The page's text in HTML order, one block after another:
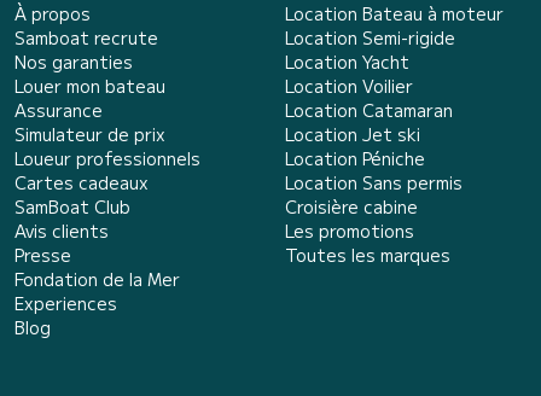
À propos
Samboat recrute
Nos garanties
Louer mon bateau
Assurance
Simulateur de prix
Loueur professionnels
Cartes cadeaux
SamBoat Club
Avis clients
Presse
Fondation de la Mer
Experiences
Blog
Location Bateau à moteur
Location Semi-rigide
Location Yacht
Location Voilier
Location Catamaran
Location Jet ski
Location Péniche
Location Sans permis
Croisière cabine
Les promotions
Toutes les marques